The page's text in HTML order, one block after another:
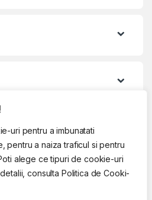
uri pentru a imbunatati
pentru a naiza traficul si pentru
alege ce tipuri de cookie-uri
consulta Politica de Cooki-